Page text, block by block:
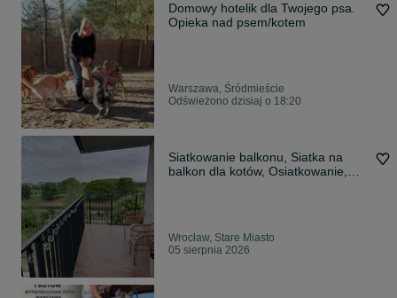
Domowy hotelik dla Twojego psa.
Opieka nad psem/kotem
Warszawa, Śródmieście
Odświeżono dzisiaj o 18:20
Siatkowanie balkonu, Siatka na
balkon dla kotów, Osiatkowanie,
Wrocław, Stare Miasto
05 sierpnia 2026